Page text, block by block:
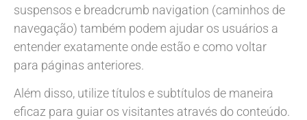
suspensos e breadcrumb navigation (caminhos de
navegação) também podem ajudar os usuários a
entender exatamente onde estão e como voltar
para páginas anteriores.
Além disso, utilize títulos e subtítulos de maneira
eficaz para guiar os visitantes através do conteúdo.